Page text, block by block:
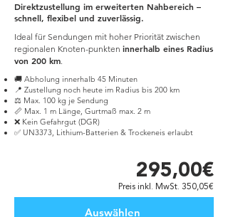
Direktzustellung im erweiterten Nahbereich –
schnell, flexibel und zuverlässig.
Ideal für Sendungen mit hoher Priorität zwischen
regionalen Knoten-punkten innerhalb eines Radius
von 200 km.
🚚 Abholung innerhalb 45 Minuten
📍 Zustellung noch heute im Radius bis 200 km
⚖️ Max. 100 kg je Sendung
📏 Max. 1 m Länge, Gurtmaß max. 2 m
❌ Kein Gefahrgut (DGR)
✅ UN3373, Lithium-Batterien & Trockeneis erlaubt
295,00€
Preis inkl. MwSt. 350,05€
Auswählen